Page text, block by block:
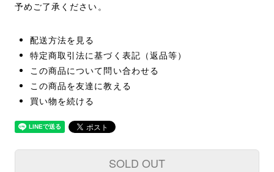
予めご了承ください。
配送方法を見る
特定商取引法に基づく表記（返品等）
この商品について問い合わせる
この商品を友達に教える
買い物を続ける
SOLD OUT